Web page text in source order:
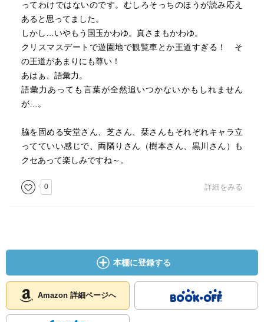
ってわけではないのです。むしろそっちのほうが読み応え
あると思ってました。
しかし…いやもう国玉かわゆ。真さまもかわゆ。
クリスマスデートで遊園地で観覧車とか王道すぎる！ そ
の王道があまりにも尊い！
あはぁ、語彙力。
語彙力あっても言葉が全然追いつかないかもしれません
が…。
脇を固める安堂さん、芝さん、栞さんもそれぞれキャラ立
ってていい感じで、両隣りさん（樹本さん、黒川さん）も
クセあって楽しみですね～。
0 詳細をみる
本棚に登録する
Amazon 詳細ページへ